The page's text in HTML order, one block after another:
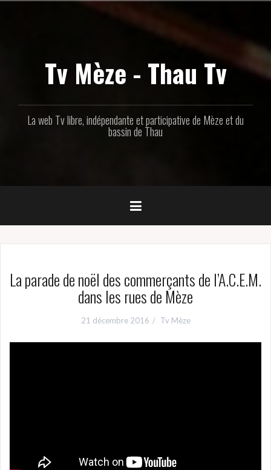
Tv Mèze - Thau Tv
La web Tv libre, indépendante et participative de Mèze et du
bassin de Thau
La parade de noël des commerçants de l’A.C.E.M.
dans les rues de Mèze
21 décembre 2016 Tv Mèze